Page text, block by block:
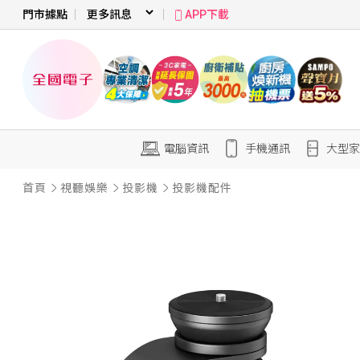
門市據點 APP下載
電腦資訊 手機通訊 大型
首頁 視聽娛樂 投影機 投影機配件